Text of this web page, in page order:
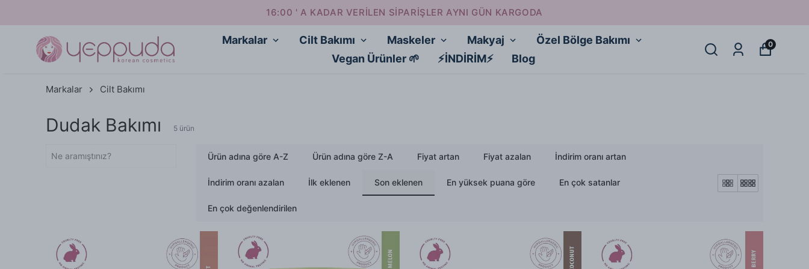
16:00 ' A KADAR VERİLEN SİPARİŞLER AYNI GÜN KARGODA
Markalar Cilt Bakımı Maskeler Makyaj
Özel Bölge Bakımı
Vegan Ürünler 🌱
⚡İNDİRİM⚡ Blog
0
Markalar Cilt Bakımı
Dudak Bakımı 5 ürün
Ürün adına göre A-Z Ürün adına göre Z-A Fiyat artan Fiyat azalan İndirim oranı artan
İndirim oranı azalan İlk eklenen Son eklenen En yüksek puana göre En çok satanlar
En çok değenlendirilen